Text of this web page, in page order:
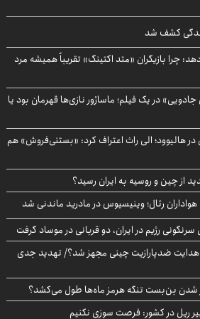
کشف شد
چرا بازیگران «متد اکتینگ» تقریباً همیشه مرد
در یک فیلم؛ ماساژور نازی‌ها قهرمان بود یا
هالیوود؛ الی راث اعتراف کرد: «بستنی‌فروش» هم
از چین و روسیه به ایران رسید؟
رئال؛ وینیسیوس در مادرید ماندنی شد
رژیم در ایران، دو قربانی در موساد گرفت
هدایت ضدپارازیت چینی مجهز شد؟/ تهدید جدی
شدن بن‌بست تنگه هرمز ماه‌ها طول می‌کشد؟
ریل در کشور: فرصت سوزی نکنیم